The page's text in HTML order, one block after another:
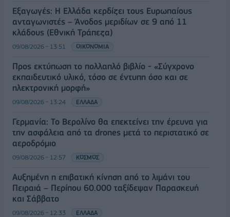
Εξαγωγές: Η Ελλάδα κερδίζει τους Ευρωπαίους
ανταγωνιστές – Άνοδος μεριδίων σε 9 από 11
κλάδους (Εθνική Τράπεζα)
09/08/2026 - 13:51 ΟΙΚΟΝΟΜΙΑ
Προς εκτύπωση το πολλαπλό βιβλίο - «Σύγχρονο
εκπαιδευτικό υλικό, τόσο σε έντυπη όσο και σε
ηλεκτρονική μορφή»
09/08/2026 - 13:24 ΕΛΛΑΔΑ
Γερμανία: Το Βερολίνο θα επεκτείνει την έρευνα για
την ασφάλεια από τα drones μετά το περιστατικό σε
αεροδρόμιο
09/08/2026 - 12:57 ΚΟΣΜΟΣ
Αυξημένη η επιβατική κίνηση από το λιμάνι του
Πειραιά – Περίπου 60.000 ταξίδεψαν Παρασκευή
και Σάββατο
09/08/2026 - 12:33 ΕΛΛΑΔΑ